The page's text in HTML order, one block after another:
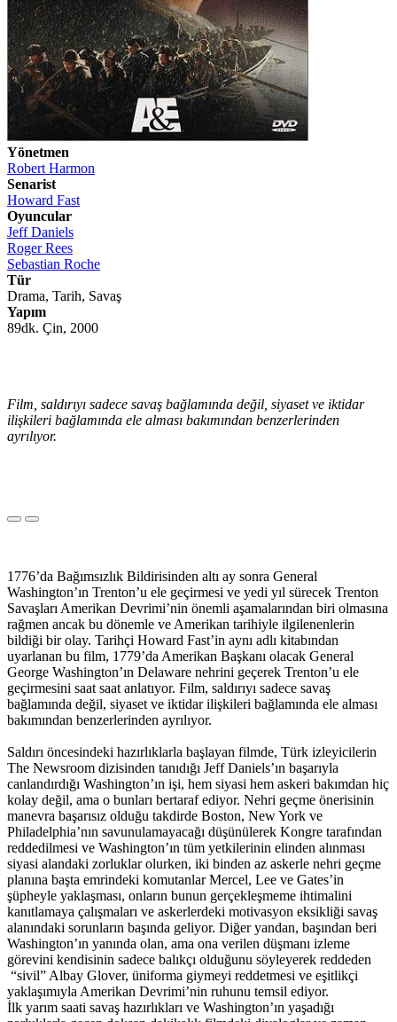
Yönetmen
Robert Harmon
Senarist
Howard Fast
Oyuncular
Jeff Daniels
Roger Rees
Sebastian Roche
Tür
Drama, Tarih, Savaş
Yapım
89dk. Çin, 2000
Film, saldırıyı sadece savaş bağlamında değil, siyaset ve iktidar
ilişkileri bağlamında ele alması bakımından benzerlerinden
ayrılıyor.
1776’da Bağımsızlık Bildirisinden altı ay sonra General
Washington’ın Trenton’u ele geçirmesi ve yedi yıl sürecek Trenton
Savaşları Amerikan Devrimi’nin önemli aşamalarından biri olmasına
rağmen ancak bu dönemle ve Amerikan tarihiyle ilgilenenlerin
bildiği bir olay. Tarihçi Howard Fast’in aynı adlı kitabından
uyarlanan bu film, 1779’da Amerikan Başkanı olacak General
George Washington’ın Delaware nehrini geçerek Trenton’u ele
geçirmesini saat saat anlatıyor. Film, saldırıyı sadece savaş
bağlamında değil, siyaset ve iktidar ilişkileri bağlamında ele alması
bakımından benzerlerinden ayrılıyor.
Saldırı öncesindeki hazırlıklarla başlayan filmde, Türk izleyicilerin
The Newsroom dizisinden tanıdığı Jeff Daniels’ın başarıyla
canlandırdığı Washington’ın işi, hem siyasi hem askeri bakımdan hiç
kolay değil, ama o bunları bertaraf ediyor. Nehri geçme önerisinin
manevra başarısız olduğu takdirde Boston, New York ve
Philadelphia’nın savunulamayacağı düşünülerek Kongre tarafından
reddedilmesi ve Washington’ın tüm yetkilerinin elinden alınması
siyasi alandaki zorluklar olurken, iki binden az askerle nehri geçme
planına başta emrindeki komutanlar Mercel, Lee ve Gates’in
şüpheyle yaklaşması, onların bunun gerçekleşmeme ihtimalini
kanıtlamaya çalışmaları ve askerlerdeki motivasyon eksikliği savaş
alanındaki sorunların başında geliyor. Diğer yandan, başından beri
Washington’ın yanında olan, ama ona verilen düşmanı izleme
görevini kendisinin sadece balıkçı olduğunu söyleyerek reddeden
“sivil” Albay Glover, üniforma giymeyi reddetmesi ve eşitlikçi
yaklaşımıyla Amerikan Devrimi’nin ruhunu temsil ediyor.
İlk yarım saati savaş hazırlıkları ve Washington’ın yaşadığı